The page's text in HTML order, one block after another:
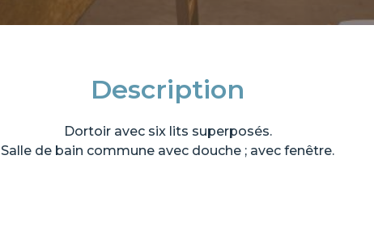
Description
Dortoir avec six lits superposés.
Salle de bain commune avec douche ; avec fenêtre.